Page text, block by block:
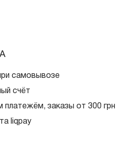
самовывозе
счёт
платежём, заказы от 300 грн
liqpay